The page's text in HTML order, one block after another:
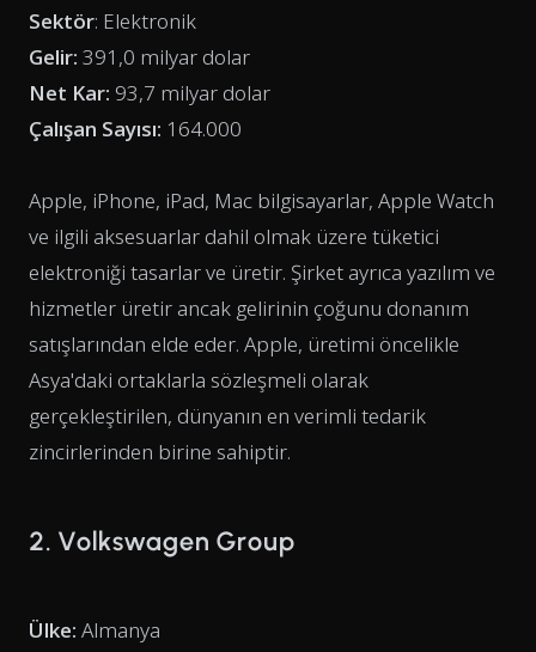
Sektör: Elektronik
Gelir: 391,0 milyar dolar
Net Kar: 93,7 milyar dolar
Çalışan Sayısı: 164.000
Apple, iPhone, iPad, Mac bilgisayarlar, Apple Watch
ve ilgili aksesuarlar dahil olmak üzere tüketici
elektroniği tasarlar ve üretir. Şirket ayrıca yazılım ve
hizmetler üretir ancak gelirinin çoğunu donanım
satışlarından elde eder. Apple, üretimi öncelikle
Asya'daki ortaklarla sözleşmeli olarak
gerçekleştirilen, dünyanın en verimli tedarik
zincirlerinden birine sahiptir.
2. Volkswagen Group
Ülke: Almanya